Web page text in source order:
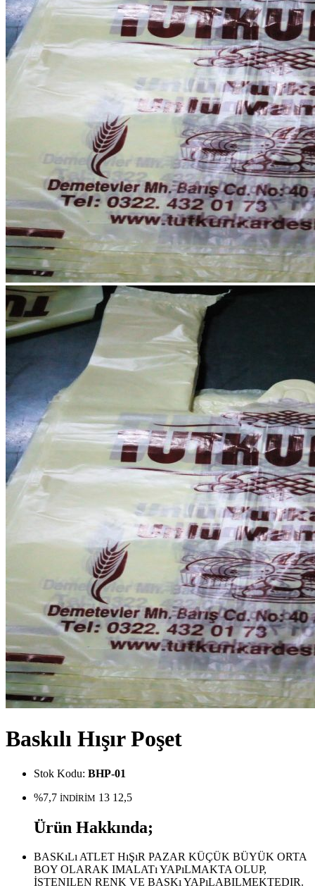
Baskılı Hışır Poşet
Stok Kodu: BHP-01
%7,7 İNDİRİM 13 12,5
Ürün Hakkında;
BASKıLı ATLET HıŞıR PAZAR KÜÇÜK BÜYÜK ORTA
BOY OLARAK IMALATı YAPıLMAKTA OLUP,
İSTENILEN RENK VE BASKı YAPıLABILMEKTEDIR.